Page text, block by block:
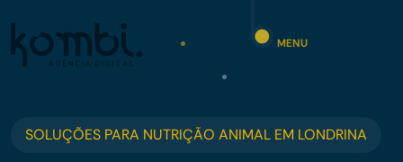
MENU
SOLUÇÕES PARA NUTRIÇÃO ANIMAL EM LONDRINA